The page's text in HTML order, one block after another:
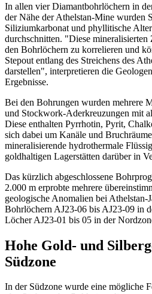
In allen vier Diamantbohrlöchern in
der Nähe der Athelstan-Mine wurden
Siliziumkarbonat und phyllitische
durchschnitten. "Diese mineralisierten
den Bohrlöchern zu korrelieren und
Stepout entlang des Streichens des
darstellen", interpretieren die
Ergebnisse.
Bei den Bohrungen wurden mehrere
und Stockwork-Aderkreuzungen mit
Diese enthalten Pyrrhotin, Pyrit,
sich dabei um Kanäle und
mineralisierende hydrothermale
goldhaltigen Lagerstätten darüber in
Das kürzlich abgeschlossene
2.000 m erprobte mehrere
geologische Anomalien bei Athelstan-
Bohrlöchern AJ23-06 bis AJ23-09 in
Löcher AJ23-01 bis 05 in der
Hohe Gold- und
Südzone
In der Südzone wurde eine mögliche